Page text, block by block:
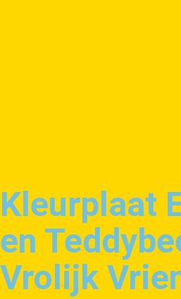
Kleurplaat
en
Vrolijk